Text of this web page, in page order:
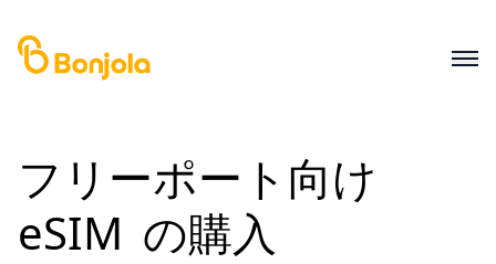
フリーポート 向け
eSIM の購入